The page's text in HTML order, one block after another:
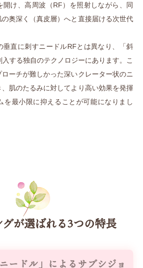
開け、高周波（RF）を照射しながら、同
奥深く（真皮層）へと直接届ける次世代
垂直に刺すニードルRFとは異なり、「斜
する独自のテクノロジーにあります。こ
ーチが難しかった深いクレーター状のニ
肌のたるみに対してより高い効果を発揮
を最小限に抑えることが可能になりまし
グが選ばれる3つの特長
ードル」によるサブシジョ